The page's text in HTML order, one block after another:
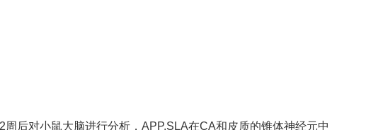
后对小鼠大脑进行分析，APP.SLA在CA和皮质的锥体神经元中